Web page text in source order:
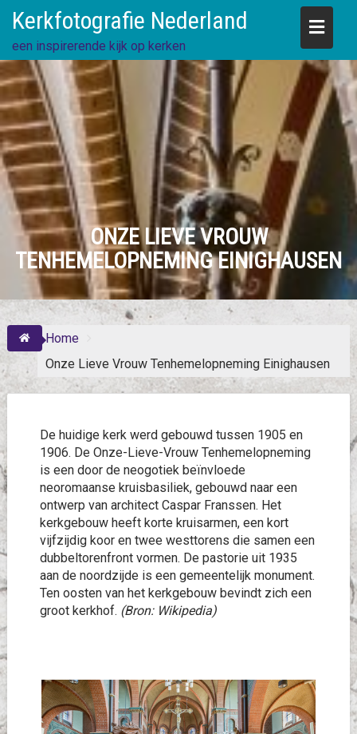
content
Kerkfotografie Nederland
een inspirerende kijk op kerken
ONZE LIEVE VROUW
TENHEMELOPNEMING EINIGHAUSEN
Home
Onze Lieve Vrouw Tenhemelopneming Einighausen
De huidige kerk werd gebouwd tussen 1905 en
1906. De Onze-Lieve-Vrouw Tenhemelopneming
is een door de neogotiek beïnvloede
neoromaanse kruisbasiliek, gebouwd naar een
ontwerp van architect Caspar Franssen. Het
kerkgebouw heeft korte kruisarmen, een kort
vijfzijdig koor en twee westtorens die samen een
dubbeltorenfront vormen. De pastorie uit 1935
aan de noordzijde is een gemeentelijk monument.
Ten oosten van het kerkgebouw bevindt zich een
groot kerkhof. (Bron: Wikipedia)